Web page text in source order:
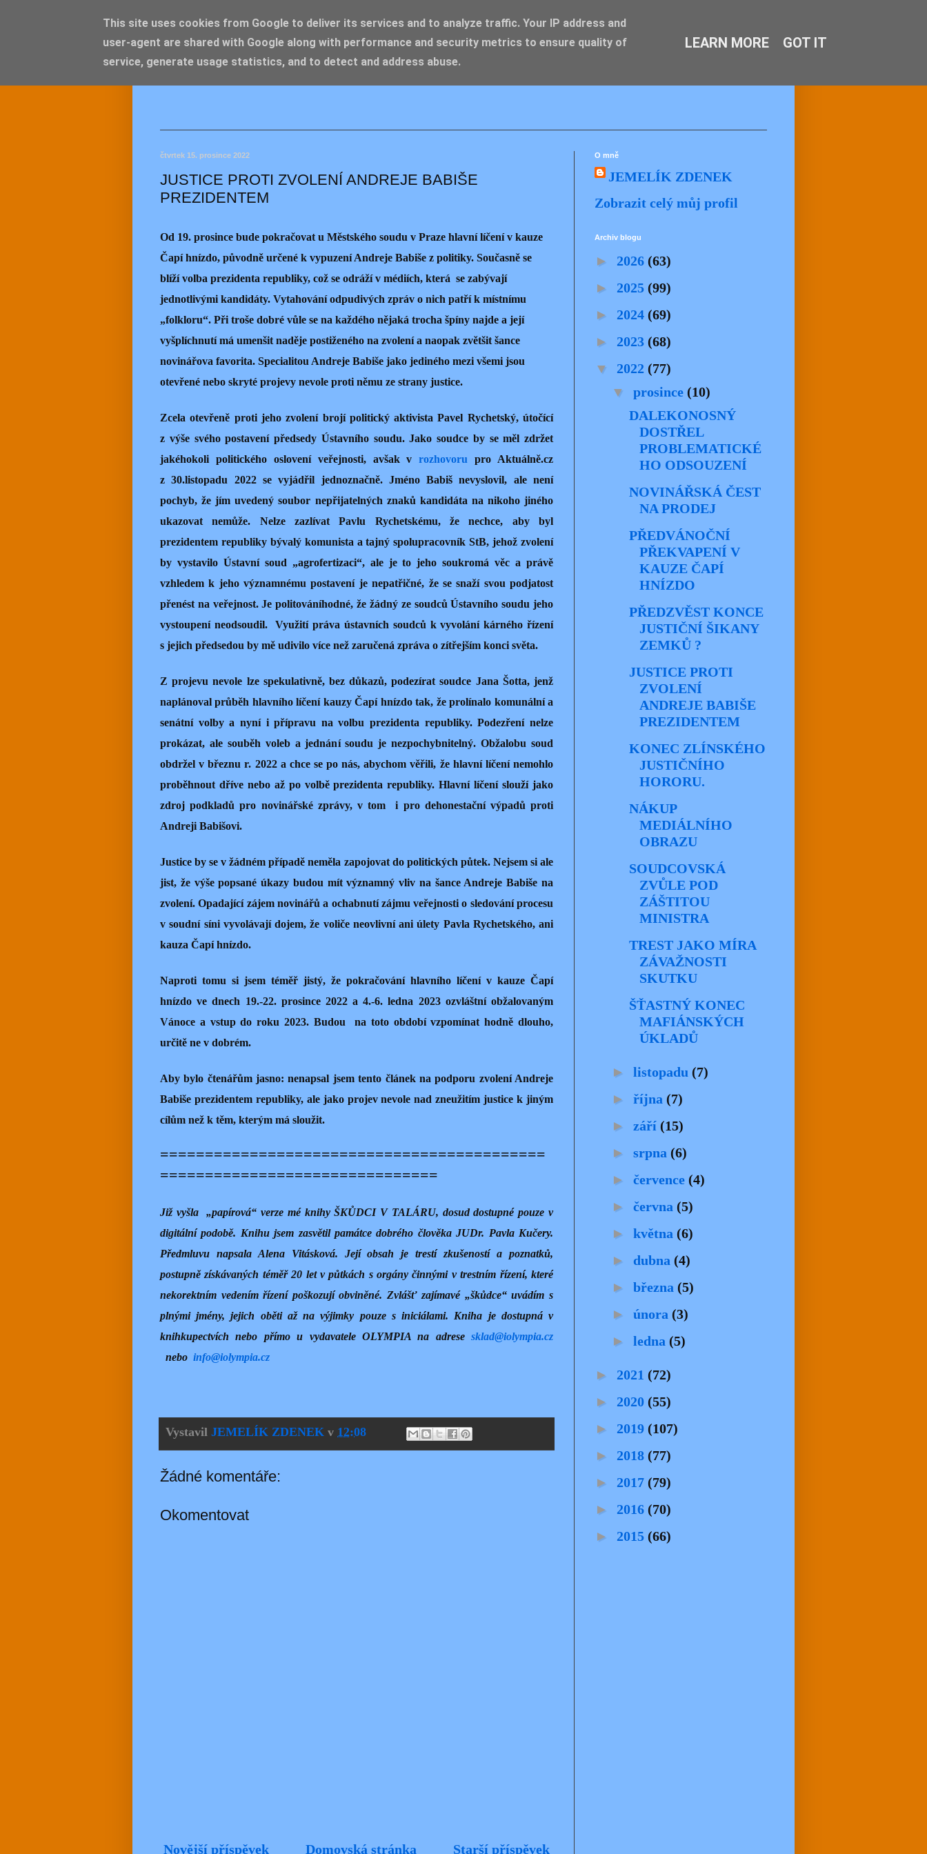
JEMELIK ZDENĚK
čtvrtek 15. prosince 2022
JUSTICE PROTI ZVOLENÍ ANDREJE BABIŠE
PREZIDENTEM
Od 19. prosince bude pokračovat u Městského soudu v Praze hlavní líčení v kauze
Čapí hnízdo, původně určené k vypuzení Andreje Babiše z politiky. Současně se
blíží volba prezidenta republiky, což se odráží v médiích, která se zabývají
jednotlivými kandidáty. Vytahování odpudivých zpráv o nich patří k místnímu
„folkloru“. Při troše dobré vůle se na každého nějaká trocha špíny najde a její
vyšplíchnutí má umenšit naděje postiženého na zvolení a naopak zvětšit šance
novinářova favorita. Specialitou Andreje Babiše jako jediného mezi všemi jsou
otevřené nebo skryté projevy nevole proti němu ze strany justice.
Zcela otevřeně proti jeho zvolení brojí politický aktivista Pavel Rychetský, útočící
z výše svého postavení předsedy Ústavního soudu. Jako soudce by se měl zdržet
jakéhokoli politického oslovení veřejnosti, avšak vrozhovoru pro Aktuálně.cz
z 30.listopadu 2022 se vyjádřil jednoznačně. Jméno Babiš nevyslovil, ale není
pochyb, že jím uvedený soubor nepřijatelných znaků kandidáta na nikoho jiného
ukazovat nemůže. Nelze zazlívat Pavlu Rychetskému, že nechce, aby byl
prezidentem republiky bývalý komunista a tajný spolupracovník StB, jehož zvolení
by vystavilo Ústavní soud „agrofertizaci“, ale je to jeho soukromá věc a právě
vzhledem k jeho významnému postavení je nepatřičné, že se snaží svou podjatost
přenést na veřejnost. Je politováníhodné, že žádný ze soudců Ústavního soudu jeho
vystoupení neodsoudil.
Využití práva ústavních soudců k vyvolání kárného řízení
s jejich předsedou by mě udivilo více než zaručená zpráva o zítřejším konci světa.
Z projevu nevole lze spekulativně, bez důkazů, podezírat soudce Jana Šotta, jenž
naplánoval průběh hlavního líčení kauzy Čapí hnízdo tak, že prolínalo komunální a
senátní volby a nyní i přípravu na volbu prezidenta republiky. Podezření nelze
prokázat, ale souběh voleb a jednání soudu je nezpochybnitelný. Obžalobu soud
obdržel v březnu r. 2022 a chce se po nás, abychom věřili, že hlavní líčení nemohlo
proběhnout dříve nebo až po volbě prezidenta republiky. Hlavní líčení slouží jako
zdroj podkladů pro novinářské zprávy, v tom
i pro dehonestační výpadů proti
Andreji Babišovi.
Justice by se v žádném případě neměla zapojovat do politických půtek. Nejsem si ale
jist, že výše popsané úkazy budou mít významný vliv na šance Andreje Babiše na
zvolení. Opadající zájem novinářů a ochabnutí zájmu veřejnosti o sledování procesu
v soudní síni vyvolávají dojem, že voliče neovlivní ani úlety Pavla Rychetského, ani
kauza Čapí hnízdo.
Naproti tomu si jsem téměř jistý, že pokračování hlavního líčení v kauze Čapí
hnízdo ve dnech 19.-22. prosince 2022 a 4.-6. ledna 2023 ozvláštní obžalovaným
Vánoce a vstup do roku 2023. Budou
na toto období vzpomínat hodně dlouho,
určitě ne v dobrém.
Aby bylo čtenářům jasno: nenapsal jsem tento článek na podporu zvolení Andreje
Babiše prezidentem republiky, ale jako projev nevole nad zneužitím justice k jiným
cílům než k těm, kterým má sloužit.
===========================================
===============================
Již vyšla
„papírová“ verze mé knihy ŠKŮDCI V TALÁRU, dosud dostupné pouze v
digitální podobě. Knihu jsem zasvětil památce dobrého člověka JUDr. Pavla Kučery.
Předmluvu napsala Alena Vitásková. Její obsah je trestí zkušeností a poznatků,
postupně získávaných téměř 20 let v půtkách s orgány činnými v trestním řízení, které
nekorektním vedením řízení poškozují obviněné. Zvlášť zajímavé „škůdce“ uvádím s
plnými jmény, jejich oběti až na výjimky pouze s iniciálami. Kniha je dostupná v
knihkupectvích nebo přímo u vydavatele OLYMPIA na adrese sklad@iolympia.cz
nebo info@iolympia.cz
Vystavil JEMELÍK ZDENEK v 12:08
Žádné komentáře:
Okomentovat
Novější příspěvek Starší příspěvek
Domovská stránka
O mně
JEMELÍK ZDENEK
Zobrazit celý můj profil
Archiv blogu
► 2026 (63)
► 2025 (99)
► 2024 (69)
► 2023 (68)
▼ 2022 (77)
▼ prosince (10)
DALEKONOSNÝ
DOSTŘEL
PROBLEMATICKÉ
HO ODSOUZENÍ
NOVINÁŘSKÁ ČEST
NA PRODEJ
PŘEDVÁNOČNÍ
PŘEKVAPENÍ V
KAUZE ČAPÍ
HNÍZDO
PŘEDZVĚST KONCE
JUSTIČNÍ ŠIKANY
ZEMKŮ ?
JUSTICE PROTI
ZVOLENÍ
ANDREJE BABIŠE
PREZIDENTEM
KONEC ZLÍNSKÉHO
JUSTIČNÍHO
HORORU.
NÁKUP
MEDIÁLNÍHO
OBRAZU
SOUDCOVSKÁ
ZVŮLE POD
ZÁŠTITOU
MINISTRA
TREST JAKO MÍRA
ZÁVAŽNOSTI
SKUTKU
ŠŤASTNÝ KONEC
MAFIÁNSKÝCH
ÚKLADŮ
► listopadu (7)
► října (7)
► září (15)
► srpna (6)
► července (4)
► června (5)
► května (6)
► dubna (4)
► března (5)
► února (3)
► ledna (5)
► 2021 (72)
► 2020 (55)
► 2019 (107)
► 2018 (77)
► 2017 (79)
► 2016 (70)
► 2015 (66)
This site uses cookies from Google to deliver its services and to analyze traffic. Your IP address and
user-agent are shared with Google along with performance and security metrics to ensure quality of
service, generate usage statistics, and to detect and address abuse.
LEARN MORE GOT IT